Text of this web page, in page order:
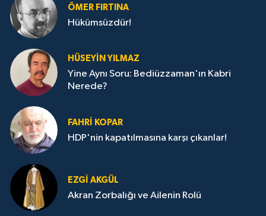
ÖMER FIRTINA
Hükümsüzdür!
HÜSEYIN YILMAZ
Yine Aynı Soru: Bediüzzaman'ın Kabri
Nerede?
FAHRI KOPAR
HDP'nin kapatılmasına karşı çıkanlar!
EZGI AKGÜL
Akran Zorbalığı ve Ailenin Rolü